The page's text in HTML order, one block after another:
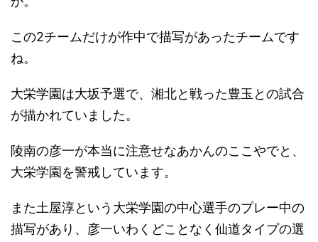
この2チームだけが作中で描写があったチームです
ね。
大栄学園は大坂予選で、湘北と戦った豊玉との試合
が描かれていました。
陵南の彦一が本当に注意せなあかんのここやでと、
大栄学園を警戒しています。
また土屋淳という大栄学園の中心選手のプレー中の
描写があり、彦一いわくどことなく仙道タイプの選